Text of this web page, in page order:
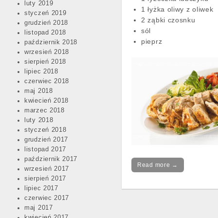
luty 2019
styczeń 2019
grudzień 2018
listopad 2018
październik 2018
wrzesień 2018
sierpień 2018
lipiec 2018
czerwiec 2018
maj 2018
kwiecień 2018
marzec 2018
luty 2018
styczeń 2018
grudzień 2017
listopad 2017
październik 2017
wrzesień 2017
sierpień 2017
lipiec 2017
czerwiec 2017
maj 2017
1 łyżka oliwy z oliwek
2 ząbki czosnku
sól
pieprz
Read more →